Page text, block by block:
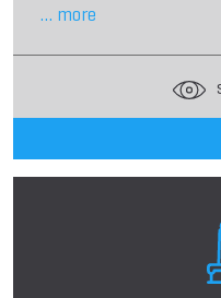
... more